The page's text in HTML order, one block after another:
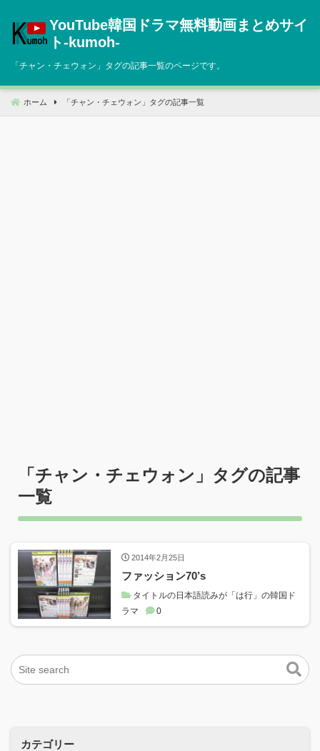
へ
動
YouTube韓国ドラマ無料動画まとめサイ
ト‐kumoh‐
「チャン・チェウォン 」タグの記事一覧のページです。
ホーム 「 チャン・チェウォン 」タグの記事一覧
「チャン・チェウォン 」タグの記事
一覧
2014年2月25日
ファッション70’s
タイトルの日本語読みが「は行」の韓国ド
ラマ
0
カテゴリー